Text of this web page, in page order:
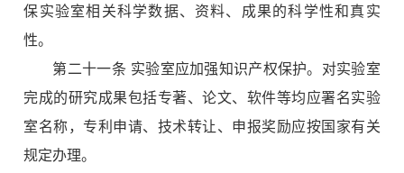
保实验室相关科学数据、资料、成果的科学性和真实
性。
第二十一条 实验室应加强知识产权保护。对实验室
完成的研究成果包括专著、论文、软件等均应署名实验
室名称，专利申请、技术转让、申报奖励应按国家有关
规定办理。